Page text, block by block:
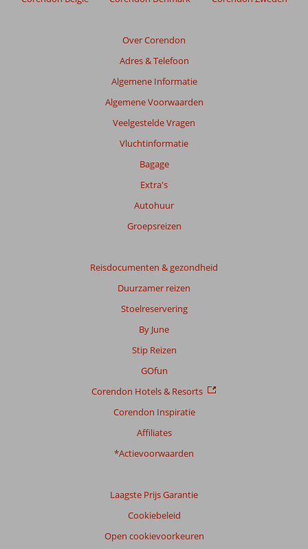
Over Corendon
Adres & Telefoon
Algemene Informatie
Algemene Voorwaarden
Veelgestelde Vragen
Vluchtinformatie
Bagage
Extra's
Autohuur
Groepsreizen
Reisdocumenten & gezondheid
Duurzamer reizen
Stoelreservering
By June
Stip Reizen
GOfun
Corendon Hotels & Resorts
Corendon Inspiratie
Affiliates
*Actievoorwaarden
Laagste Prijs Garantie
Cookiebeleid
Open cookievoorkeuren